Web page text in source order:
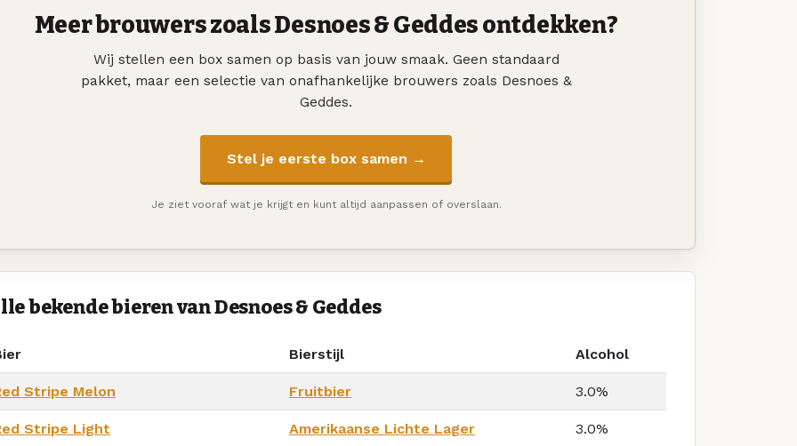
Meer brouwers zoals Desnoes & Geddes ontdekken?
Wij stellen een box samen op basis van jouw smaak. Geen standaard
pakket, maar een selectie van onafhankelijke brouwers zoals Desnoes &
Geddes.
Stel je eerste box samen →
Je ziet vooraf wat je krijgt en kunt altijd aanpassen of overslaan.
bekende bieren van Desnoes & Geddes
Bierstijl Alcohol
Stripe Melon Fruitbier 3.0%
Stripe Light Amerikaanse Lichte Lager 3.0%